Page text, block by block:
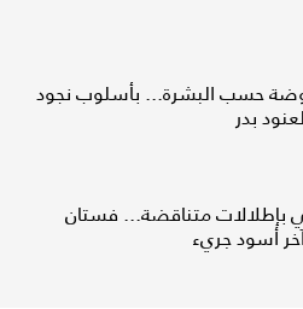
حسب البشرة... بأسلوب نجود
بدر
بإطلالات متناقضة... فستان